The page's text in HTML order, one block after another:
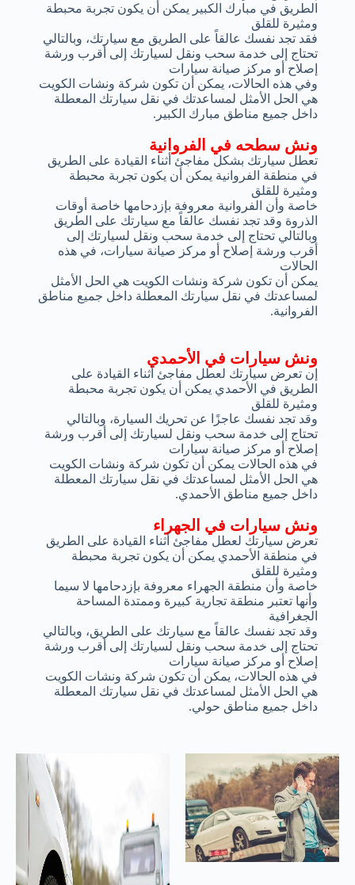
ونش سطحه في الفروانية
تعطل سيارتك بشكل مفاجئ أثناء القيادة على الطريق
في منطقة الفروانية يمكن أن يكون تجربة محبطة
ومثيرة للقلق
خاصة وأن الفروانية معروفة بإزدحامها خاصة أوقات
الذروة وقد تجد نفسك عالقاً مع سيارتك على الطريق
وبالتالي تحتاج إلى خدمة سحب ونقل لسيارتك إلى
أقرب ورشة إصلاح أو مركز صيانة سيارات، في هذه
الحالات
يمكن أن تكون شركة ونشات الكويت هي الحل الأمثل
لمساعدتك في نقل سيارتك المعطلة داخل جميع مناطق
الفروانية.
الطريق في مبارك الكبير يمكن أن يكون تجربة محبطة
ومثيرة للقلق
فقد تجد نفسك عالقاً على الطريق مع سيارتك، وبالتالي
تحتاج إلى خدمة سحب ونقل لسيارتك إلى أقرب ورشة
إصلاح أو مركز صيانة سيارات
وفي هذه الحالات، يمكن أن تكون شركة ونشات الكويت
هي الحل الأمثل لمساعدتك في نقل سيارتك المعطلة
داخل جميع مناطق مبارك الكبير.
ونش سيارات في الجهراء
تعرض سيارتك لعطل مفاجئ أثناء القيادة على الطريق
في منطقة الأحمدي يمكن أن يكون تجربة محبطة
ومثيرة للقلق
خاصة وأن منطقة الجهراء معروفة بإزدحامها لا سيما
وأنها تعتبر منطقة تجارية كبيرة وممتدة المساحة
الجغرافية
وقد تجد نفسك عالقاً مع سيارتك على الطريق، وبالتالي
تحتاج إلى خدمة سحب ونقل لسيارتك إلى أقرب ورشة
إصلاح أو مركز صيانة سيارات
في هذه الحالات، يمكن أن تكون شركة ونشات الكويت
هي الحل الأمثل لمساعدتك في نقل سيارتك المعطلة
داخل جميع مناطق حولي.
ونش سيارات في الأحمدي
إن تعرض سيارتك لعطل مفاجئ أثناء القيادة على
الطريق في الأحمدي يمكن أن يكون تجربة محبطة
ومثيرة للقلق
وقد تجد نفسك عاجزًا عن تحريك السيارة، وبالتالي
تحتاج إلى خدمة سحب ونقل لسيارتك إلى أقرب ورشة
إصلاح أو مركز صيانة سيارات
في هذه الحالات يمكن أن تكون شركة ونشات الكويت
هي الحل الأمثل لمساعدتك في نقل سيارتك المعطلة
داخل جميع مناطق الأحمدي.